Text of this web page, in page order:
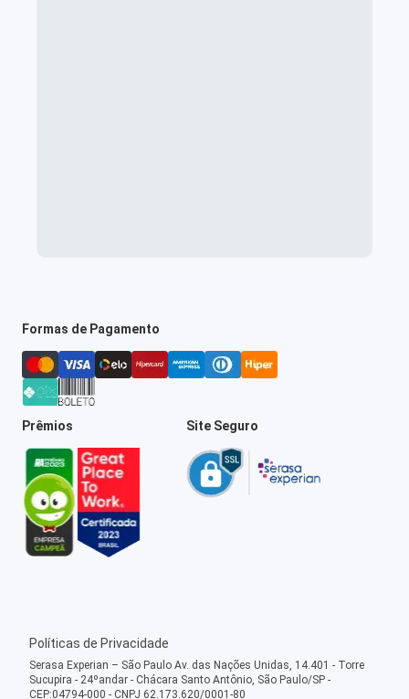
Formas de Pagamento
Prêmios Site Seguro
Políticas de Privacidade
Serasa Experian – São Paulo Av. das Nações Unidas, 14.401 - Torre
Sucupira - 24ºandar - Chácara Santo Antônio, São Paulo/SP -
CEP:04794-000 - CNPJ 62.173.620/0001-80